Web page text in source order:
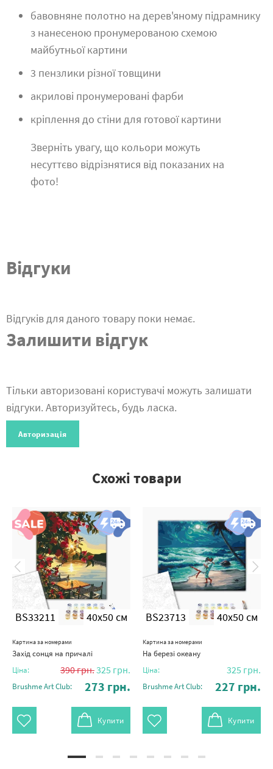
бавовняне полотно на дерев'яному підрамнику
з нанесеною пронумерованою схемою
майбутньої картини
3 пензлики різної товщини
акрилові пронумеровані фарби
кріплення до стіни для готової картини
Зверніть увагу, що кольори можуть
несуттєво відрізнятися від показаних на
фото!
Відгуки
Відгуків для даного товару поки немає.
Залишити відгук
Тільки авторизовані користувачі можуть залишати
відгуки. Авторизуйтесь, будь ласка.
Авторизація
Схожі товари
BS33211 40x50 см
Картина за номерами
Захід сонця на причалі
Ціна: 390грн.325 грн.
Brushme Art Club: 273 грн.
Купити
BS23713 40x50 см
Картина за номерами
На березі океану
Ціна: 325 грн.
Brushme Art Club: 227 грн.
Купити